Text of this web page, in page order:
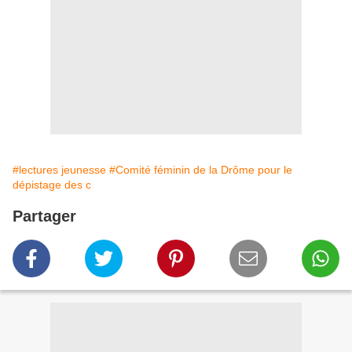
#lectures jeunesse #Comité féminin de la Drôme pour le
dépistage des c
Partager